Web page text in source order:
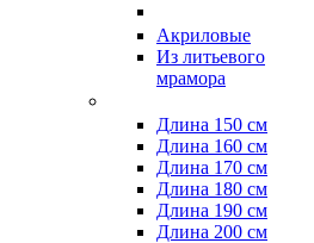
Акриловые
Из литьевого
мрамора
Длина 150 см
Длина 160 см
Длина 170 см
Длина 180 см
Длина 190 см
Длина 200 см